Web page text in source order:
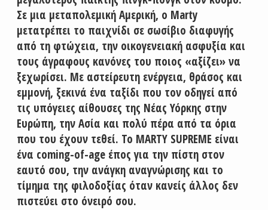
Σε μια μεταπολεμική Αμερική, ο Marty
μετατρέπει το παιχνίδι σε σωσίβιο διαφυγής
από τη φτώχεια, την οικογενειακή ασφυξία και
τους άγραφους κανόνες του ποιος «αξίζει» να
ξεχωρίσει. Με αστείρευτη ενέργεια, θράσος και
εμμονή, ξεκινά ένα ταξίδι που τον οδηγεί από
τις υπόγειες αίθουσες της Νέας Υόρκης στην
Ευρώπη, την Ασία και πολύ πέρα από τα όρια
που του έχουν τεθεί. Το MARTY SUPREME είναι
ένα coming-of-age έπος για την πίστη στον
εαυτό σου, την ανάγκη αναγνώρισης και το
τίμημα της φιλοδοξίας όταν κανείς άλλος δεν
πιστεύει στο όνειρό σου.